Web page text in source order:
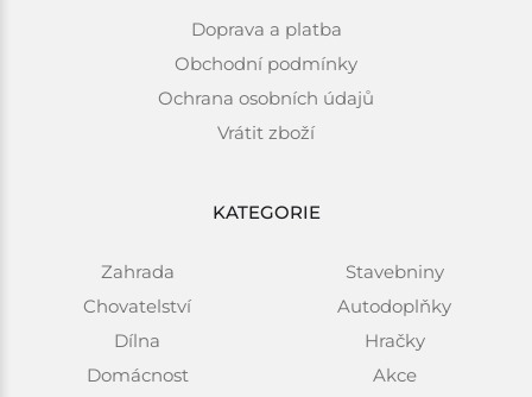
Doprava a platba
Obchodní podmínky
Ochrana osobních údajů
Vrátit zboží
KATEGORIE
Zahrada
Chovatelství
Dílna
Domácnost
Stavebniny
Autodoplňky
Hračky
Akce